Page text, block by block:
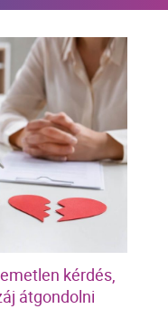
kérdés,
átgondolni